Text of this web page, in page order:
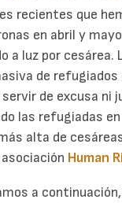
recientes que
en abril y
a luz por
de
de excusa
las refugiadas
alta de
Human
a